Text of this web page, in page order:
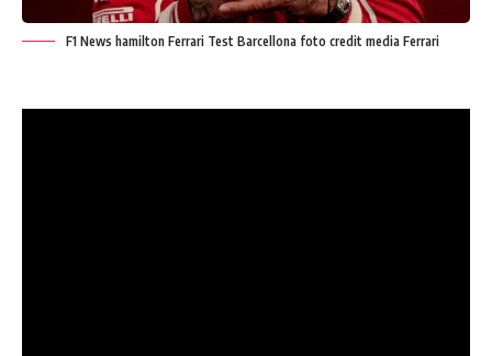
F1 News hamilton Ferrari Test Barcellona foto credit media Ferrari